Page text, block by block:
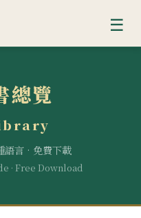
☰
總覽
語言 · 免費下載
· Free Download